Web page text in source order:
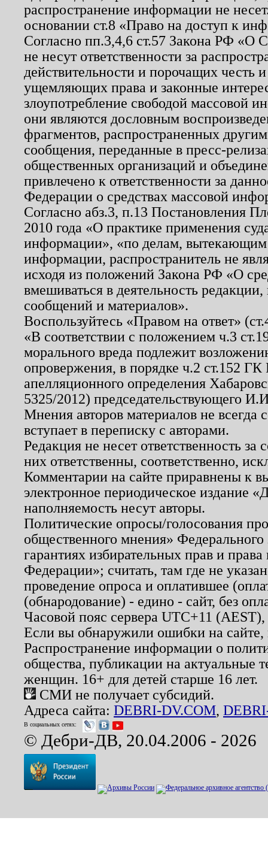
распространение информации не
основании ст.8 «Право на доступ к
Согласно пп.3,4,6 ст.57 Закона РФ «О
не несут ответственности за
действительности и порочащих честь
ущемляющих права и законные
злоупотребление свободой массовой
они являются дословным
фрагментов, распространенных
сообщения, переданные в пресс-
общественных организаций и
привлечено к ответственности за
Федерации о средствах массовой
Согласно абз.3, п.13 Постановления
2010 года «О практике применения
информации», «по делам, вытекающим
информации, распространитель не
исходя из положений Закона РФ «О
вмешиваться в деятельность
сообщений и материалов».
Воспользуйтесь «Правом на ответ»
«В соответствии с положением ч.3
морального вреда подлежит
опровержения, в порядке ч.2 ст.152
апелляционного определения
5325/2012) председательствующего
Мнения авторов материалов не
вступает в переписку с авторами.
Редакция не несет ответственность
них ответственны, соответственно,
Комментарии на сайте приравнены к
электронное периодическое издание
наполняемость несут авторы.
Политические опросы/голосования
общественного мнения»
гарантиях избирательных прав и
Федерации»; считать, там где не
проведение опроса и оплатившее
(обнародование) - едино - сайт, без
Часовой пояс сервера UTC+11
Если вы обнаружили ошибки на
Распространение информации о
общества, публикации на актуальные
женщин. 16+ для детей старше 16 лет.
СМИ не получает субсидий.
Адреса сайта: DEBRI-DV.COM,
В социальных сетях:
© Дебри-ДВ, 20.04.2006 - 2026